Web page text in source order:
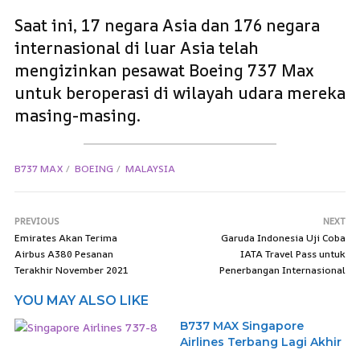
Saat ini, 17 negara Asia dan 176 negara
internasional di luar Asia telah
mengizinkan pesawat Boeing 737 Max
untuk beroperasi di wilayah udara mereka
masing-masing.
B737 MAX BOEING MALAYSIA
PREVIOUS
Emirates Akan Terima
Airbus A380 Pesanan
Terakhir November 2021
NEXT
Garuda Indonesia Uji Coba
IATA Travel Pass untuk
Penerbangan Internasional
YOU MAY ALSO LIKE
B737 MAX Singapore
Airlines Terbang Lagi Akhir